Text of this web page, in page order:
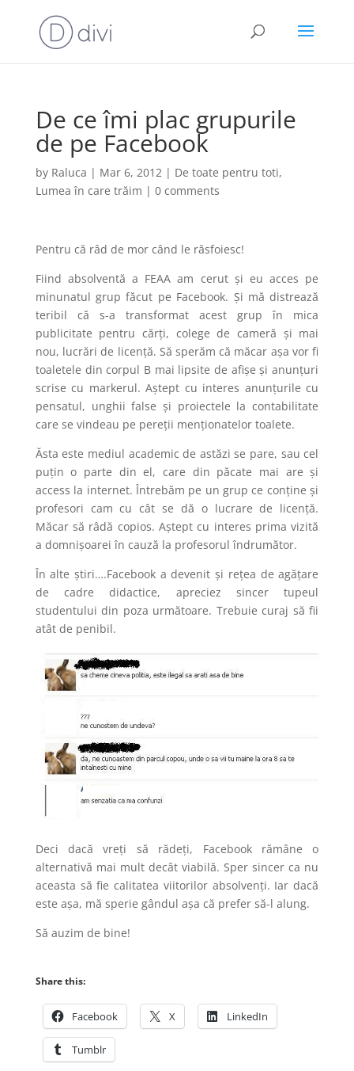
De ce îmi plac grupurile
de pe Facebook
by Raluca | Mar 6, 2012| De toate pentru toti,
Lumea în care trăim | 0 comments
Pentru că râd de mor când le răsfoiesc!
Fiind absolventă a FEAA am cerut și eu acces pe
minunatul grup făcut pe Facebook. Și mă distrează
teribil că s-a transformat acest grup în mica
publicitate pentru cărți, colege de cameră și mai
nou, lucrări de licență. Să sperăm că măcar așa vor fi
toaletele din corpul B mai lipsite de afișe și anunțuri
scrise cu markerul. Aștept cu interes anunțurile cu
pensatul, unghii false și proiectele la contabilitate
care se vindeau pe pereții menționatelor toalete.
Ăsta este mediul academic de astăzi se pare, sau cel
puțin o parte din el, care din păcate mai are și
access la internet. Întrebăm pe un grup ce conține și
profesori cam cu cât se dă o lucrare de licență.
Măcar să râdă copios. Aștept cu interes prima vizită
a domnișoarei în cauză la profesorul îndrumător.
În alte știri….Facebook a devenit și rețea de agățare
de cadre didactice, apreciez sincer tupeul
studentului din poza următoare. Trebuie curaj să fii
atât de penibil.
Deci dacă vreți să rădeți, Facebook rămâne o
alternativă mai mult decât viabilă. Sper sincer ca nu
aceasta să fie calitatea viitorilor absolvenți. Iar dacă
este așa, mă sperie gândul așa că prefer să-l alung.
Să auzim de bine!
Share this:
Facebook X LinkedIn
Tumblr